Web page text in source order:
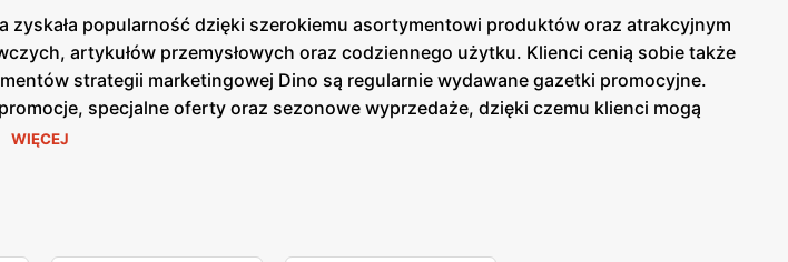
popularność dzięki szerokiemu asortymentowi produktów oraz atrakcyjnym
artykułów przemysłowych oraz codziennego użytku. Klienci cenią sobie także
strategii marketingowej Dino są regularnie wydawane gazetki promocyjne.
specjalne oferty oraz sezonowe wyprzedaże, dzięki czemu klienci mogą
zarówno w formie papierowej w sklepach, jak i online, co umożliwia łatwy
lokalizacjom oraz szerokiemu asortymentowi produktów, Dino stało się
WIĘCEJ